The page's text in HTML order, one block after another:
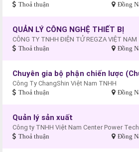
Thoả thuận Đồng
QUẢN LÝ CÔNG NGHỆ THIẾT BỊ
CÔNG TY TNHH ĐIỆN TỬ REGZA VIỆT NAM
Thoả thuận Đồng
Công Ty ChangShin Việt Nam TNHH
Thoả thuận Đồng
Quản lý sản xuất
Công ty TNHH Việt Nam Center Power Tech
Thoả thuận Đồng